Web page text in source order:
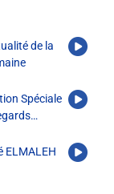
de la
Spéciale
ELMALEH